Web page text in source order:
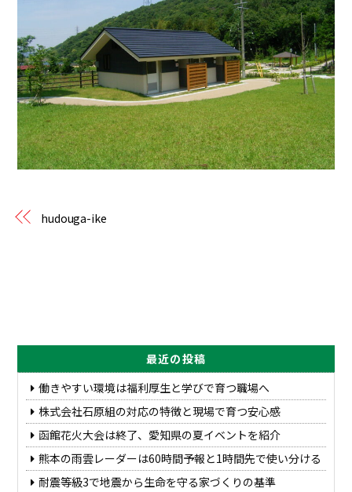
hudouga-ike
最近の投稿
働きやすい環境は福利厚生と学びで育つ職場へ
株式会社石原組の対応の特徴と現場で育つ安心感
函館花火大会は終了、愛知県の夏イベントを紹介
熊本の雨雲レーダーは60時間予報と1時間先で使い分ける
耐震等級3で地震から生命を守る家づくりの基準